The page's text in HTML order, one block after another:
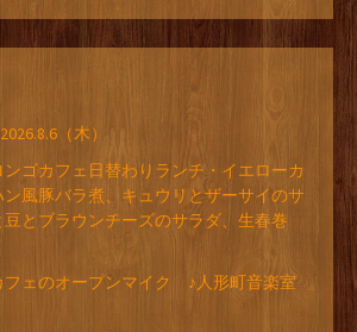
（木）
ゴカフェ日替わりランチ・イエローカ
風豚バラ煮、キュウリとザーサイのサ
とブラウンチーズのサラダ、生春巻
ェのオープンマイク ♪人形町音楽室